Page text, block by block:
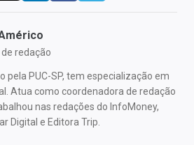
redação
pela PUC-SP, tem especialização em
Atua como coordenadora de redação
nas redações do InfoMoney,
Digital e Editora Trip.